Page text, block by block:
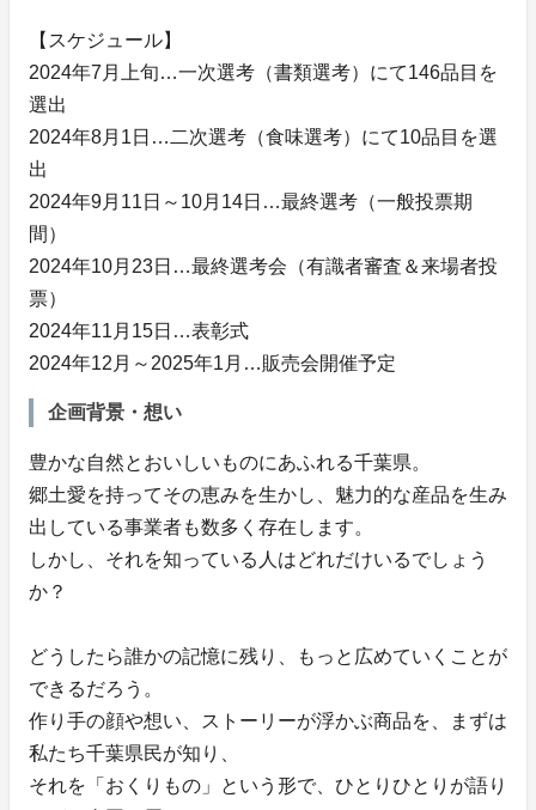
【スケジュール】
2024年7月上旬…一次選考（書類選考）にて146品目を
選出
2024年8月1日…二次選考（食味選考）にて10品目を選
出
2024年9月11日～10月14日…最終選考（一般投票期
間）
2024年10月23日…最終選考会（有識者審査＆来場者投
票）
2024年11月15日…表彰式
2024年12月～2025年1月…販売会開催予定
企画背景・想い
豊かな自然とおいしいものにあふれる千葉県。
郷土愛を持ってその恵みを生かし、魅力的な産品を生み
出している事業者も数多く存在します。
しかし、それを知っている人はどれだけいるでしょう
か？
どうしたら誰かの記憶に残り、もっと広めていくことが
できるだろう。
作り手の顔や想い、ストーリーが浮かぶ商品を、まずは
私たち千葉県民が知り、
それを「おくりもの」という形で、ひとりひとりが語り